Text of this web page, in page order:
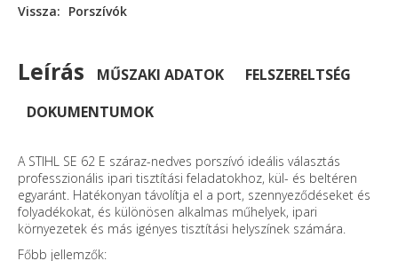
Vissza: Porszívók
Leírás MŰSZAKI ADATOK
FELSZERELTSÉG
DOKUMENTUMOK
A STIHL SE 62 E száraz-nedves porszívó ideális választás
professzionális ipari tisztítási feladatokhoz, kül- és beltéren
egyaránt. Hatékonyan távolítja el a port, szennyeződéseket és
folyadékokat, és különösen alkalmas műhelyek, ipari
környezetek és más igényes tisztítási helyszínek számára.
Főbb jellemzők: